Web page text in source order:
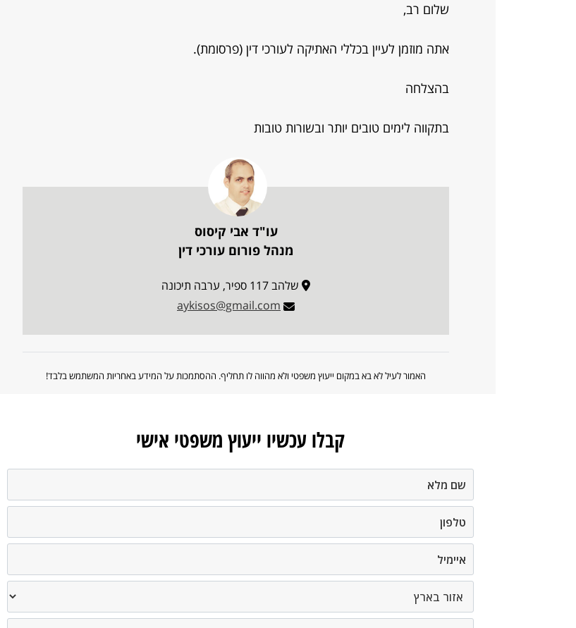
שלום רב,
אתה מוזמן לעיין בכללי האתיקה לעורכי דין (פרסומת).
בהצלחה
בתקווה לימים טובים יותר ובשורות טובות
עו"ד אבי קיסוס
מנהל פורום עורכי דין
שלהב 117 ספיר, ערבה תיכונה
aykisos@gmail.com
האמור לעיל לא בא במקום ייעוץ משפטי ולא מהווה לו תחליף. ההסתמכות על המידע באחריות המשתמש בלבד!
קבלו עכשיו ייעוץ משפטי אישי